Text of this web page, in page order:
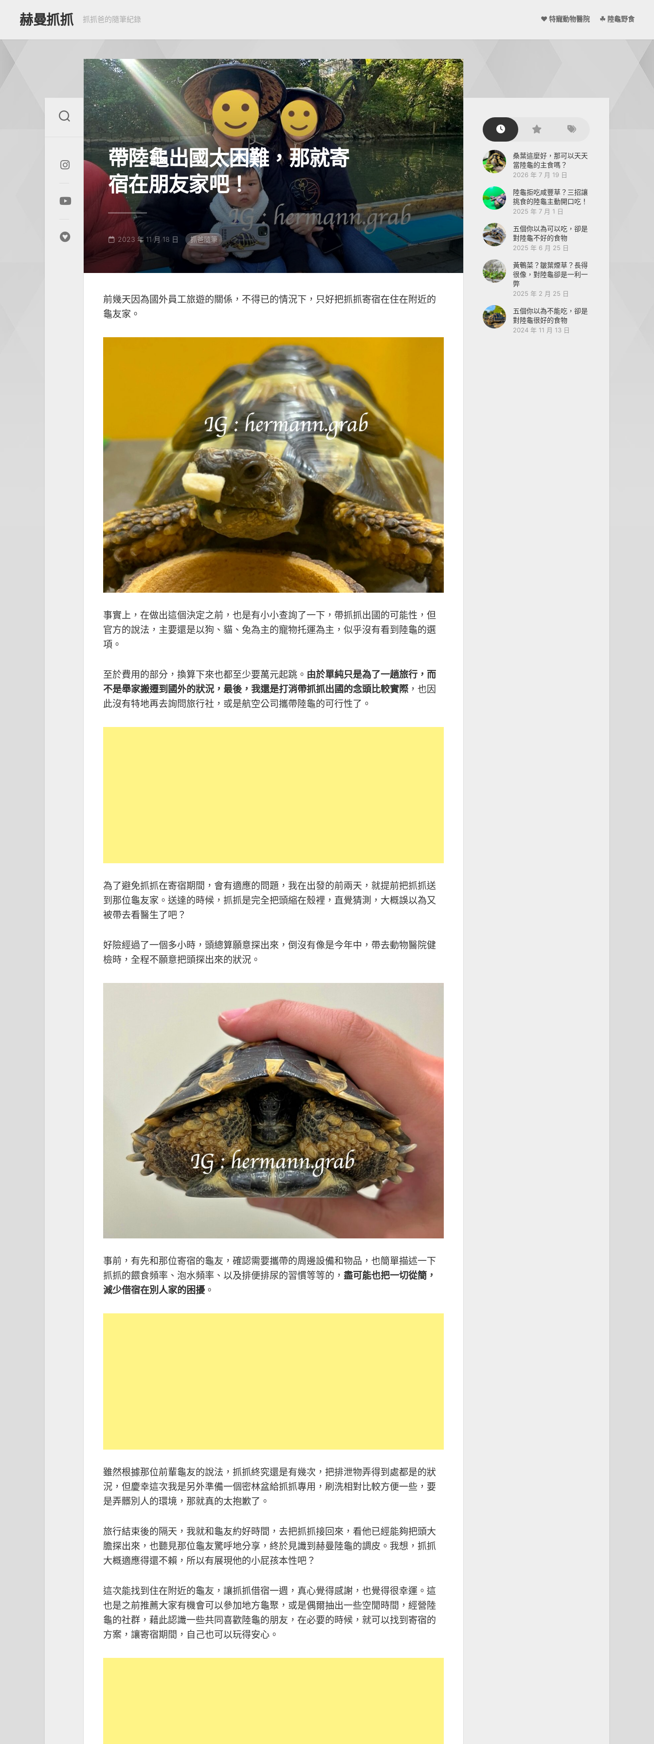
content赫曼抓抓 抓抓爸的隨筆紀錄 ❤ 特寵動物醫院 ☘ 陸龜野食
帶陸龜出國太困難，那就寄
宿在朋友家吧！
2023 年 11 月 18 日 抓爸隨筆
前幾天因為國外員工旅遊的關係，不得已的情況下，只好把抓抓寄宿在住在附近的
龜友家。
事實上，在做出這個決定之前，也是有小小查詢了一下，帶抓抓出國的可能性，但
官方的說法，主要還是以狗、貓、兔為主的寵物托運為主，似乎沒有看到陸龜的選
項。
至於費用的部分，換算下來也都至少要萬元起跳。 由於單純只是為了一趟旅行，而
不是舉家搬遷到國外的狀況，最後，我還是打消帶抓抓出國的念頭比較實際，也因
此沒有特地再去詢問旅行社，或是航空公司攜帶陸龜的可行性了。
為了避免抓抓在寄宿期間，會有適應的問題，我在出發的前兩天，就提前把抓抓送
到那位龜友家。送達的時候，抓抓是完全把頭縮在殼裡，直覺猜測，大概誤以為又
被帶去看醫生了吧？
好險經過了一個多小時，頭總算願意探出來，倒沒有像是今年中，帶去動物醫院健
檢時，全程不願意把頭探出來的狀況。
事前，有先和那位寄宿的龜友，確認需要攜帶的周邊設備和物品，也簡單描述一下
抓抓的餵食頻率、泡水頻率、以及排便排尿的習慣等等的， 盡可能也把一切從簡，
減少借宿在別人家的困擾 。
雖然根據那位前輩龜友的說法，抓抓終究還是有幾次，把排泄物弄得到處都是的狀
況，但慶幸這次我是另外準備一個密林盆給抓抓專用，刷洗相對比較方便一些，要
是弄髒別人的環境，那就真的太抱歉了。
旅行結束後的隔天，我就和龜友約好時間，去把抓抓接回來，看他已經能夠把頭大
膽探出來，也聽見那位龜友驚呼地分享，終於見識到赫曼陸龜的調皮。我想，抓抓
大概適應得還不賴，所以有展現他的小屁孩本性吧？
這次能找到住在附近的龜友，讓抓抓借宿一週，真心覺得感謝，也覺得很幸運。這
也是之前推薦大家有機會可以參加地方龜聚，或是偶爾抽出一些空閒時間，經營陸
龜的社群，藉此認識一些共同喜歡陸龜的朋友，在必要的時候，就可以找到寄宿的
方案，讓寄宿期間，自己也可以玩得安心。
桑葉這麼好，那可以天天
當陸龜的主食嗎？
2026 年 7 月 19 日
陸龜拒吃咸豐草？三招讓
挑食的陸龜主動開口吃！
2025 年 7 月 1 日
五個你以為可以吃，卻是
對陸龜不好的食物
2025 年 6 月 25 日
黃鵪菜？皺葉煙草？長得
很像，對陸龜卻是一利一
弊
2025 年 2 月 25 日
五個你以為不能吃，卻是
對陸龜很好的食物
2024 年 11 月 13 日